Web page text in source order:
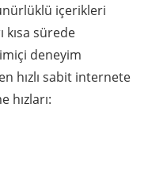
içerikleri
kısa sürede
deneyim
hızlı sabit internete
hızları: